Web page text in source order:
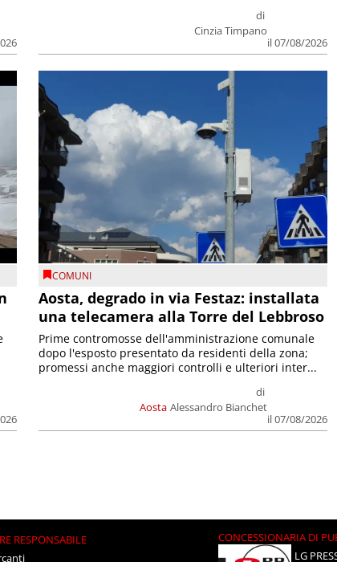
di
Cinzia Timpano
il 07/08/2026
COMUNI
Aosta, degrado in via Festaz: installata
una telecamera alla Torre del Lebbroso
Aosta
di
Alessandro Bianchet
il 07/08/2026
Prime contromosse dell'amministrazione comunale
dopo l'esposto presentato da residenti della zona;
promessi anche maggiori controlli e ulteriori inter...
RESPONSABILE
CONCESSIONARIA DI
LG